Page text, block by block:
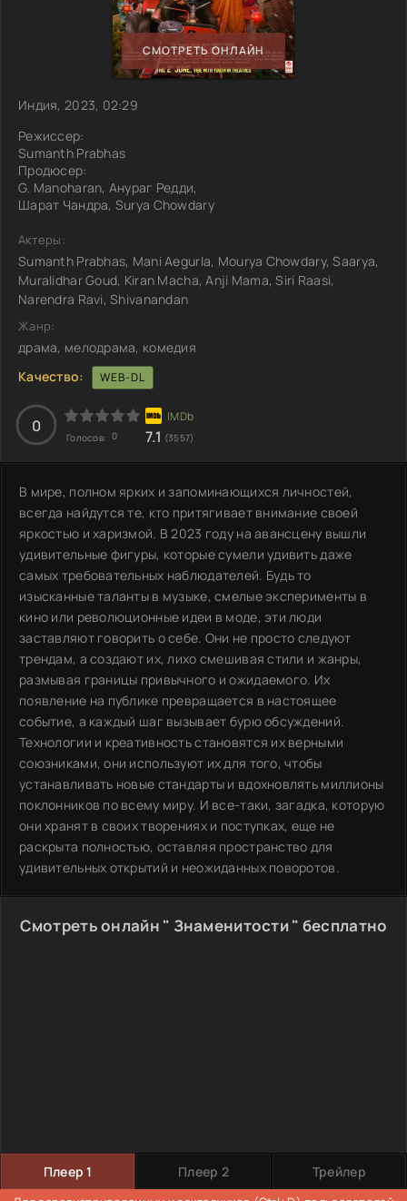
СМОТРЕТЬ ОНЛАЙН
Индия, 2023, 02:29
Режиссер:
Sumanth Prabhas
Продюсер:
G. Manoharan, Анураг Редди,
Шарат Чандра, Surya Chowdary
Актеры:
Sumanth Prabhas, Mani Aegurla, Mourya Chowdary, Saarya,
Muralidhar Goud, Kiran Macha, Anji Mama, Siri Raasi,
Narendra Ravi, Shivanandan
Жанр:
драма, мелодрама, комедия
Качество:
WEB-DL
0
Голосов: 0 7.1 (3557)
В мире, полном ярких и запоминающихся личностей,
всегда найдутся те, кто притягивает внимание своей
яркостью и харизмой. В 2023 году на авансцену вышли
удивительные фигуры, которые сумели удивить даже
самых требовательных наблюдателей. Будь то
изысканные таланты в музыке, смелые эксперименты в
кино или революционные идеи в моде, эти люди
заставляют говорить о себе. Они не просто следуют
трендам, а создают их, лихо смешивая стили и жанры,
размывая границы привычного и ожидаемого. Их
появление на публике превращается в настоящее
событие, а каждый шаг вызывает бурю обсуждений.
Технологии и креативность становятся их верными
союзниками, они используют их для того, чтобы
устанавливать новые стандарты и вдохновлять миллионы
поклонников по всему миру. И все-таки, загадка, которую
они хранят в своих творениях и поступках, еще не
раскрыта полностью, оставляя пространство для
удивительных открытий и неожиданных поворотов.
Смотреть онлайн " Знаменитости " бесплатно
Плеер 1 Плеер 2 Трейлер